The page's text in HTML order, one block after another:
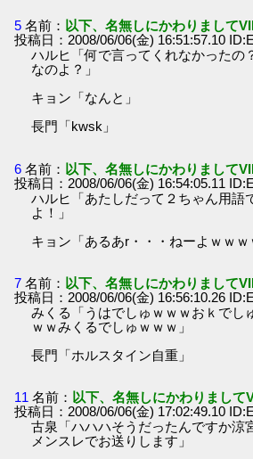
5 名前： 以下、名無しにかわりまして
投稿日：2008/06/06(金) 16:51:57.10
ハルヒ「何で言ってくれなかったの
なのよ？」
キョン「なんと」
長門「kwsk」
6 名前： 以下、名無しにかわりまして
投稿日：2008/06/06(金) 16:54:05.11
ハルヒ「あたしだって２ちゃん用語
よ！」
キョン「あるあr・・・ねーよｗｗｗ
7 名前： 以下、名無しにかわりまして
投稿日：2008/06/06(金) 16:56:10.26
みくる「うはでしゅｗｗｗおｋでし
ｗｗみくるでしゅｗｗｗ」
長門「ホルスタイン自重」
11 名前： 以下、名無しにかわりまして
投稿日：2008/06/06(金) 17:02:49.10
古泉「ハハハそうだったんですか涼
メンスレでお送りします」